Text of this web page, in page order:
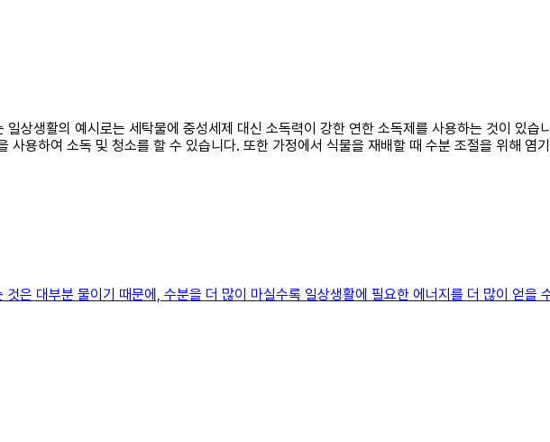
상생활의 예시로는 세탁물에 중성세제 대신 소독력이 강한 연한 소독제를 사용하는 것이 있습
용하여 소독 및 청소를 할 수 있습니다. 또한 가정에서 식물을 재배할 때 수분 조절을 위해 염
은 대부분 물이기 때문에, 수분을 더 많이 마실수록 일상생활에 필요한 에너지를 더 많이 얻을